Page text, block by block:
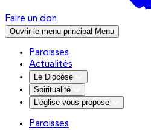
Faire un don
Ouvrir le menu principal Menu
Paroisses
Actualités
Le Diocèse
Spiritualité
L'église vous propose
Paroisses